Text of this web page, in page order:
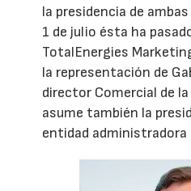
la presidencia de
1 de julio ésta ha
TotalEnergies
la representación de
director Comercial de
asume también la
entidad administradora